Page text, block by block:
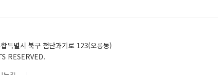
별시 북구 첨단과기로 123(오룡동)
RESERVED.